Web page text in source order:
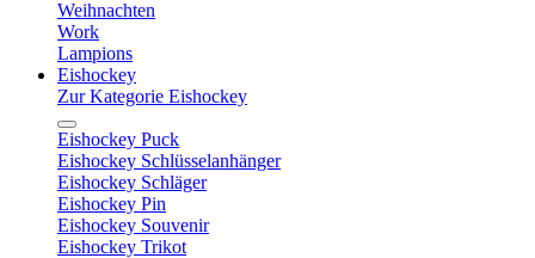
Weihnachten
Work
Lampions
Eishockey
Zur Kategorie Eishockey
Eishockey Puck
Eishockey Schlüsselanhänger
Eishockey Schläger
Eishockey Pin
Eishockey Souvenir
Eishockey Trikot